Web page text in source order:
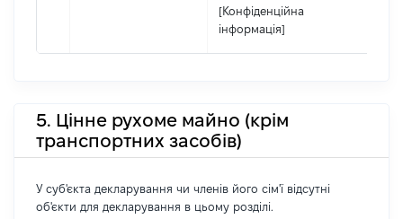
[Конфіденційна
інформація]
5. Цінне рухоме майно (крім
транспортних засобів)
У суб'єкта декларування чи членів його сім'ї відсутні
об'єкти для декларування в цьому розділі.